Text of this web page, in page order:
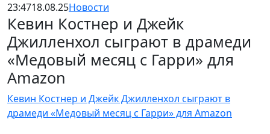
23:4718.08.25Новости
Кевин Костнер и Джейк
Джилленхол сыграют в драмеди
«Медовый месяц с Гарри» для
Amazon
Кевин Костнер и Джейк Джилленхол сыграют в
драмеди «Медовый месяц с Гарри» для Amazon